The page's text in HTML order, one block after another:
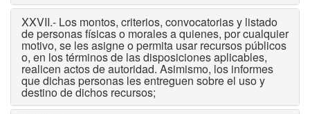
XXVII.- Los montos, criterios, convocatorias y listado
de personas físicas o morales a quienes, por cualquier
motivo, se les asigne o permita usar recursos públicos
o, en los términos de las disposiciones aplicables,
realicen actos de autoridad. Asimismo, los informes
que dichas personas les entreguen sobre el uso y
destino de dichos recursos;